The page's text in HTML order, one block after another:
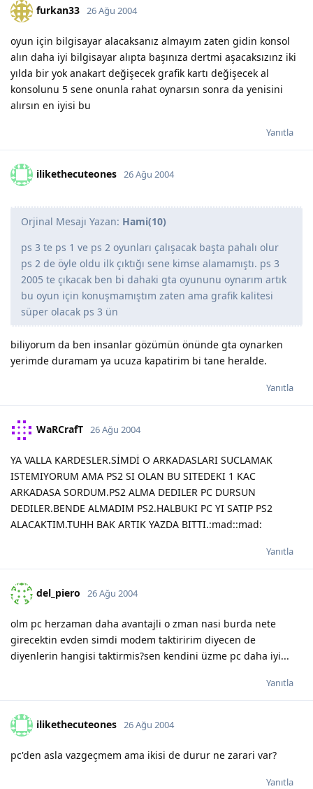
furkan33 26 Ağu 2004
oyun için bilgisayar alacaksanız almayım zaten gidin konsol
alın daha iyi bilgisayar alıpta başınıza dertmi aşacaksızınz iki
yılda bir yok anakart değişecek grafik kartı değişecek al
konsolunu 5 sene onunla rahat oynarsın sonra da yenisini
alırsın en iyisi bu
Yanıtla
ilikethecuteones 26 Ağu 2004
Orjinal Mesajı Yazan: Hami(10)
ps 3 te ps 1 ve ps 2 oyunları çalışacak başta pahalı olur
ps 2 de öyle oldu ilk çıktığı sene kimse alamamıştı. ps 3
2005 te çıkacak ben bi dahaki gta oyununu oynarım artık
bu oyun için konuşmamıştım zaten ama grafik kalitesi
süper olacak ps 3 ün
biliyorum da ben insanlar gözümün önünde gta oynarken
yerimde duramam ya ucuza kapatirim bi tane heralde.
Yanıtla
WaRCrafT 26 Ağu 2004
YA VALLA KARDESLER.SİMDİ O ARKADASLARI SUCLAMAK
ISTEMIYORUM AMA PS2 SI OLAN BU SITEDEKI 1 KAC
ARKADASA SORDUM.PS2 ALMA DEDILER PC DURSUN
DEDILER.BENDE ALMADIM PS2.HALBUKI PC YI SATIP PS2
ALACAKTIM.TUHH BAK ARTIK YAZDA BITTI.:mad::mad:
Yanıtla
del_piero 26 Ağu 2004
olm pc herzaman daha avantajli o zman nasi burda nete
girecektin evden simdi modem taktiririm diyecen de
diyenlerin hangisi taktirmis?sen kendini üzme pc daha iyi...
Yanıtla
ilikethecuteones 26 Ağu 2004
pc'den asla vazgeçmem ama ikisi de durur ne zarari var?
Yanıtla